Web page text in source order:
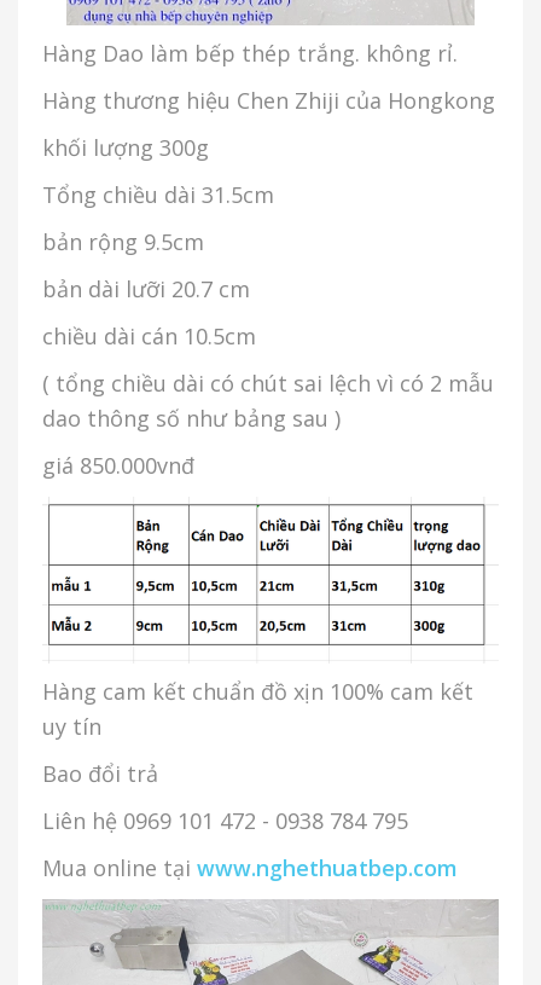
Hàng Dao làm bếp thép trắng. không rỉ.
Hàng thương hiệu Chen Zhiji của Hongkong
khối lượng 300g
Tổng chiều dài 31.5cm
bản rộng 9.5cm
bản dài lưỡi 20.7 cm
chiều dài cán 10.5cm
( tổng chiều dài có chút sai lệch vì có 2 mẫu
dao thông số như bảng sau )
giá 850.000vnđ
Hàng cam kết chuẩn đồ xịn 100% cam kết
uy tín
Bao đổi trả
Liên hệ 0969 101 472 - 0938 784 795
Mua online tại www.nghethuatbep.com